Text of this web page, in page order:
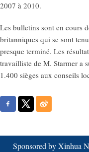
2007 à 2010.
Les bulletins sont en cours
britanniques qui se sont
presque terminé. Les
travailliste de M. Starmer a
1.400 sièges aux conseils
Sponsored by Xinhua